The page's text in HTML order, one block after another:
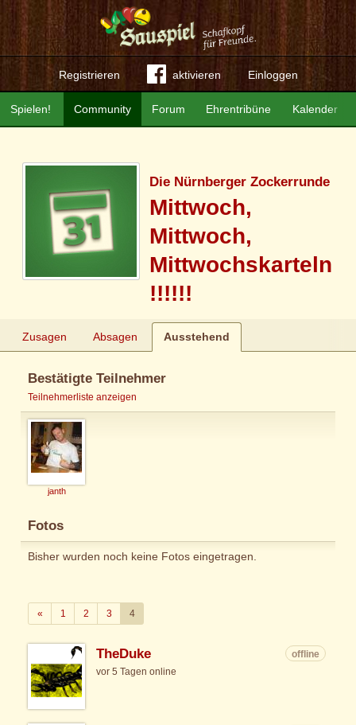
Registrieren aktivieren Einloggen
Community Forum Ehrentribüne Kalender
Spielen!
Die Nürnberger Zockerrunde
Mittwoch,
Mittwoch,
Mittwochskarteln
!!!!!!
Zusagen Absagen Ausstehend
Bestätigte Teilnehmer
Teilnehmerliste anzeigen
janth
Fotos
Bisher wurden noch keine Fotos eingetragen.
«Zurück
1 2 3 4
TheDuke
offline
vor 5 Tagen online